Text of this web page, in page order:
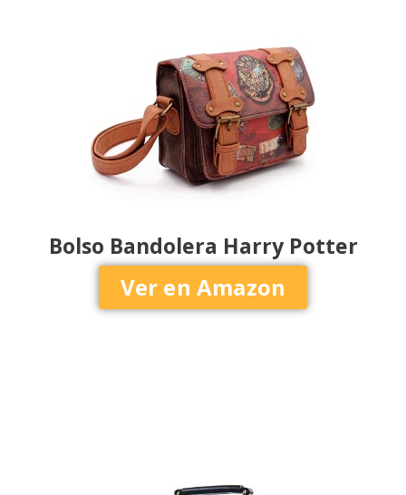
Bolso Bandolera Harry Potter
Ver en Amazon